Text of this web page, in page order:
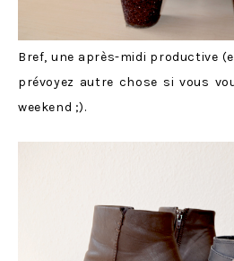
Bref, une après-midi productive
prévoyez autre chose si vous
weekend ;).